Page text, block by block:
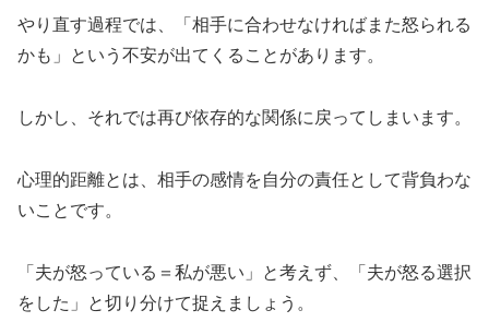
やり直す過程では、「相手に合わせなければまた怒られる
かも」という不安が出てくることがあります。
しかし、それでは再び依存的な関係に戻ってしまいます。
心理的距離とは、相手の感情を自分の責任として背負わな
いことです。
「夫が怒っている＝私が悪い」と考えず、「夫が怒る選択
をした」と切り分けて捉えましょう。